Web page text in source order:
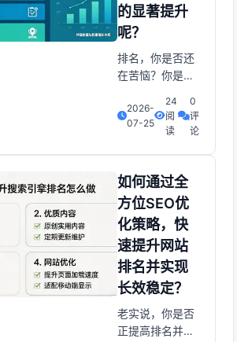
升，投入与产出
不成正比。转化
流量，也难把访
客转化为客户。
的显著提升
呢？
排名，你是否还
在苦恼？你是否
迟迟不前而烦
恼？你是否渴望
的明显提高？话
说回来，那么你
来对地方了！至
于关键词选择。
SEO排名的基础
关键词，即使用
者在搜索框中输
语。挑选恰当的
关键词对SEO排
2026-
07-25
24
阅
读
0
评
论
如何通过全
方位SEO优
化策略，快
速提升网站
排名并实现
长效稳定？
老实说，你是否
正提高排名并实